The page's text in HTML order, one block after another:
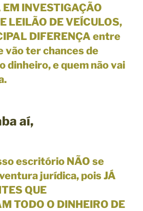
INVESTIGAÇÃO
LEILÃO DE VEÍCULOS,
DIFERENÇA entre
vão ter chances de
dinheiro, e quem não vai
aí,
escritório NÃO se
jurídica, pois JÁ
QUE
TODO O DINHEIRO DE